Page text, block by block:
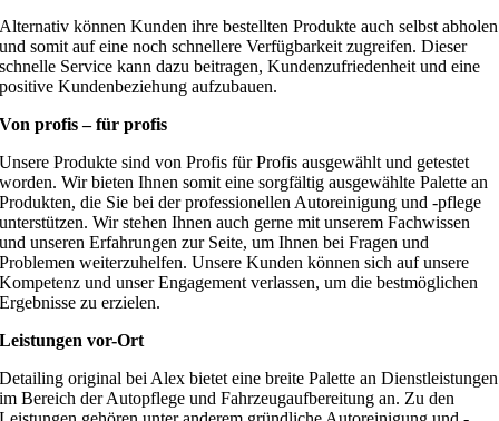
Alternativ können Kunden ihre bestellten Produkte auch selbst abholen
und somit auf eine noch schnellere Verfügbarkeit zugreifen. Dieser
schnelle Service kann dazu beitragen, Kundenzufriedenheit und eine
positive Kundenbeziehung aufzubauen.
Von profis – für profis
Unsere Produkte sind von Profis für Profis ausgewählt und getestet
worden. Wir bieten Ihnen somit eine sorgfältig ausgewählte Palette an
Produkten, die Sie bei der professionellen Autoreinigung und -pflege
unterstützen. Wir stehen Ihnen auch gerne mit unserem Fachwissen
und unseren Erfahrungen zur Seite, um Ihnen bei Fragen und
Problemen weiterzuhelfen. Unsere Kunden können sich auf unsere
Kompetenz und unser Engagement verlassen, um die bestmöglichen
Ergebnisse zu erzielen.
Leistungen vor-Ort
Detailing original bei Alex bietet eine breite Palette an Dienstleistungen
im Bereich der Autopflege und Fahrzeugaufbereitung an. Zu den